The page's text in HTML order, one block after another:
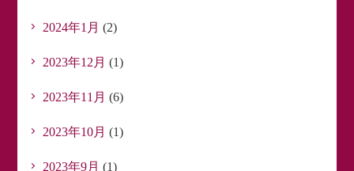
2024年1月 (2)
2023年12月 (1)
2023年11月 (6)
2023年10月 (1)
2023年9月 (1)